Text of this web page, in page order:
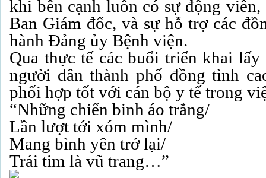
khi bên cạnh luôn có sự động
Ban Giám đốc, và sự hỗ trợ các
hành Đảng ủy Bệnh viện.
Qua thực tế các buổi triển khai lấy
người dân thành phố đồng tình
phối hợp tốt với cán bộ y tế trong
“Những chiến binh áo trắng/
Lần lượt tới xóm mình/
Mang bình yên trở lại/
Trái tim là vũ trang…”